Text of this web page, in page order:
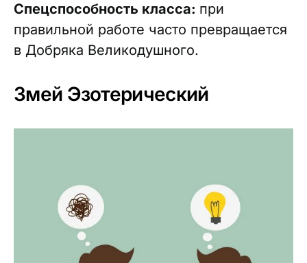
Спецспособность класса: при
правильной работе часто превращается
в Добряка Великодушного.
Змей Эзотерический